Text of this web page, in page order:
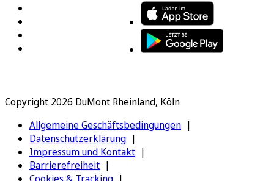
Copyright 2026 DuMont Rheinland, Köln
Allgemeine Geschäftsbedingungen
Datenschutzerklärung
Impressum und Kontakt
Barrierefreiheit
Cookies & Tracking